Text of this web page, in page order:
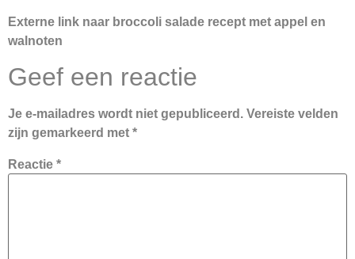
Externe link naar broccoli salade recept met appel en
walnoten
Geef een reactie
Je e-mailadres wordt niet gepubliceerd. Vereiste velden
zijn gemarkeerd met *
Reactie *